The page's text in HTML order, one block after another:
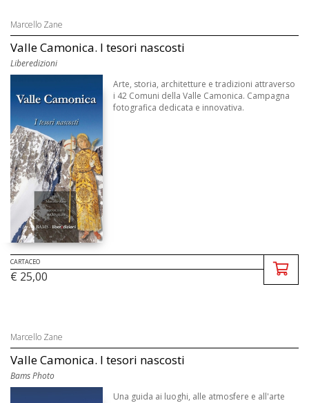
Marcello Zane
Valle Camonica. I tesori nascosti
Liberedizioni
Arte, storia, architetture e tradizioni attraverso
i 42 Comuni della Valle Camonica. Campagna
fotografica dedicata e innovativa.
CARTACEO
€ 25,00
Marcello Zane
Valle Camonica. I tesori nascosti
Bams Photo
Una guida ai luoghi, alle atmosfere e all'arte